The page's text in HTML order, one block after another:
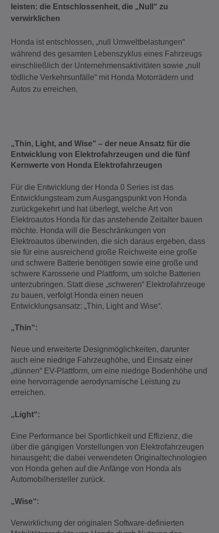
leisten: die Entschlossenheit, die „Null“ zu
verwirklichen
Honda ist entschlossen, „null Umweltbelastungen“
während des gesamten Lebenszyklus eines Fahrzeugs
einschließlich der Unternehmensaktivitäten sowie „null
tödliche Verkehrsunfälle“ mit Honda Motorrädern und
Autos zu erreichen.
„Thin, Light, and Wise“ – der neue Ansatz für die
Entwicklung von Elektrofahrzeugen und die fünf
Kernwerte von Honda Elektrofahrzeugen
Für die Entwicklung der Honda 0 Series ist das
Entwicklungsteam zum Ausgangspunkt von Honda
zurückgekehrt und hat überlegt, welche Art von
Elektroautos Honda für das anstehende Zeitalter bauen
möchte. Honda will die Beschränkungen von
Elektroautos überwinden, die sich daraus ergeben, dass
sie für eine ausreichend große Reichweite eine große
und schwere Batterie benötigen sowie eine große und
schwere Karosserie und Plattform, um solche Batterien
unterzubringen. Statt diese „schweren“ Elektrofahrzeuge
zu bauen, verfolgt Honda einen neuen
Entwicklungsansatz: „Thin, Light and Wise“.
„Thin“:
Neue und erweiterte Designmöglichkeiten, darunter
auch eine niedrige Fahrzeughöhe, und Einsatz einer
„dünnen“ EV-Plattform, um eine niedrige Bodenhöhe und
eine hervorragende aerodynamische Leistung zu
erreichen.
„Light“:
Eine Performance bei Sportlichkeit und Effizienz, die
über die gängigen Vorstellungen von Elektrofahrzeugen
hinausgeht; die dabei verwendeten Originaltechnologien
von Honda gehen auf die Anfänge von Honda als
Automobilhersteller zurück.
„Wise“:
Verwirklichung der originalen Software-definierten